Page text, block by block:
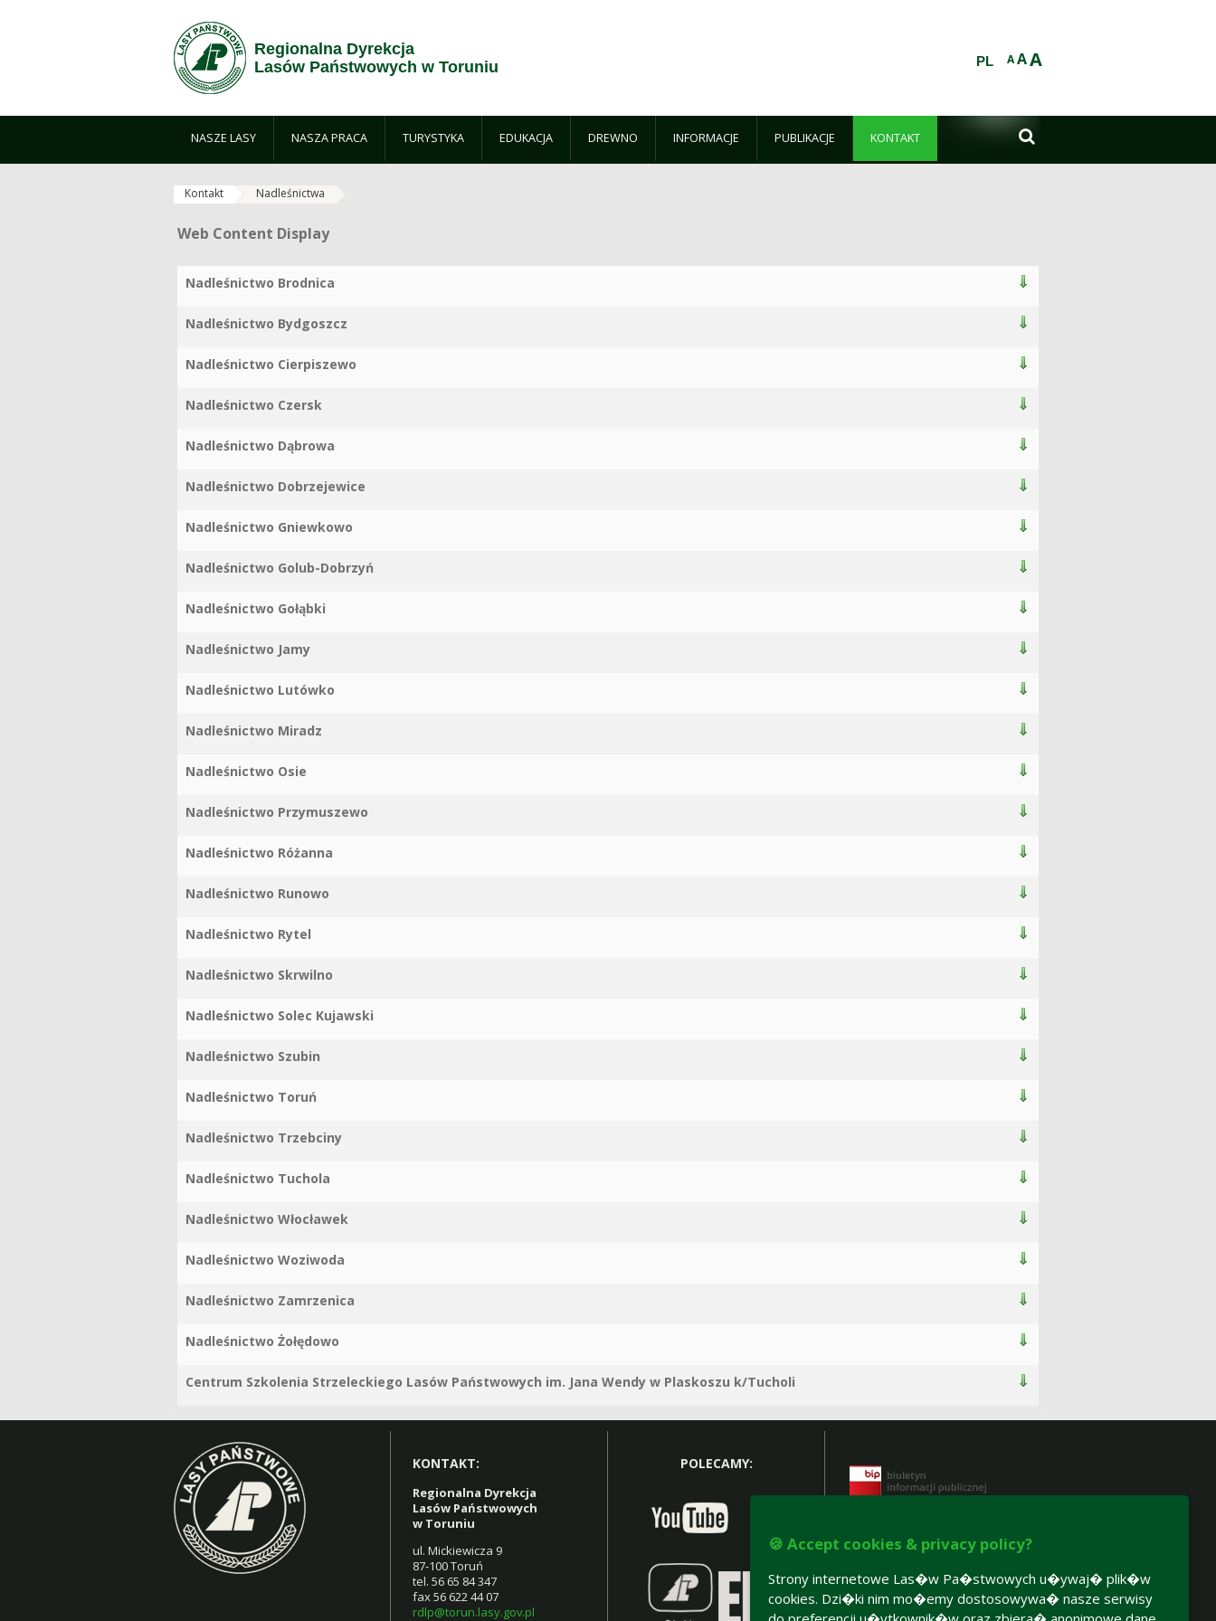
Regionalna Dyrekcja
Lasów Państwowych w Toruniu
AAA
PL
NASZE LASY NASZA PRACA TURYSTYKA EDUKACJA DREWNO INFORMACJE PUBLIKACJE KONTAKT 
Kontakt Nadleśnictwa
Web Content Display
Web Content Display
Nadleśnictwo Brodnica
Nadleśnictwo Bydgoszcz
Nadleśnictwo Cierpiszewo
Nadleśnictwo Czersk
Nadleśnictwo Dąbrowa
Nadleśnictwo Dobrzejewice
Nadleśnictwo Gniewkowo
Nadleśnictwo Golub-Dobrzyń
Nadleśnictwo Gołąbki
Nadleśnictwo Jamy
Nadleśnictwo Lutówko
Nadleśnictwo Miradz
Nadleśnictwo Osie
Nadleśnictwo Przymuszewo
Nadleśnictwo Różanna
Nadleśnictwo Runowo
Nadleśnictwo Rytel
Nadleśnictwo Skrwilno
Nadleśnictwo Solec Kujawski
Nadleśnictwo Szubin
Nadleśnictwo Toruń
Nadleśnictwo Trzebciny
Nadleśnictwo Tuchola
Nadleśnictwo Włocławek
Nadleśnictwo Woziwoda
Nadleśnictwo Zamrzenica
Nadleśnictwo Żołędowo
Centrum Szkolenia Strzeleckiego Lasów Państwowych im. Jana Wendy w Plaskoszu k/Tucholi
KONTAKT:
Regionalna Dyrekcja
Lasów Państwowych
w Toruniu
ul. Mickiewicza 9
87-100 Toruń
tel. 56 65 84 347
fax 56 622 44 07
rdlp@torun.lasy.gov.pl
POLECAMY:
Certyfikaty gospodarki leśnej:
🍪 Accept cookies & privacy policy?
Strony internetowe Las�w Pa�stwowych u�ywaj� plik�w
cookies. Dzi�ki nim mo�emy dostosowywa� nasze serwisy